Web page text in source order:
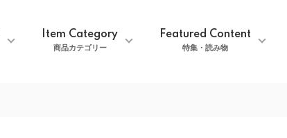
Item Category
商品カテゴリー
Featured Content
特集・読み物